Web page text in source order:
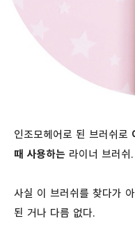
인조모헤어로 된 브러쉬로
때 사용하는 라이너 브러
사실 이 브러쉬를 찾다가
된 거나 다름 없다.